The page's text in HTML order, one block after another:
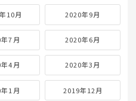
1月 2021年12月
10月 2021年9月
7月 2021年6月
4月 2021年3月